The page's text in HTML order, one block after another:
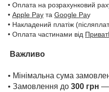
• Оплата на розрахунковий
• Apple Pay та Google Pay
• Накладений платіж
• Оплата частинами від
Важливо
• Мінімальна сума
• Замовлення до 300 грн —